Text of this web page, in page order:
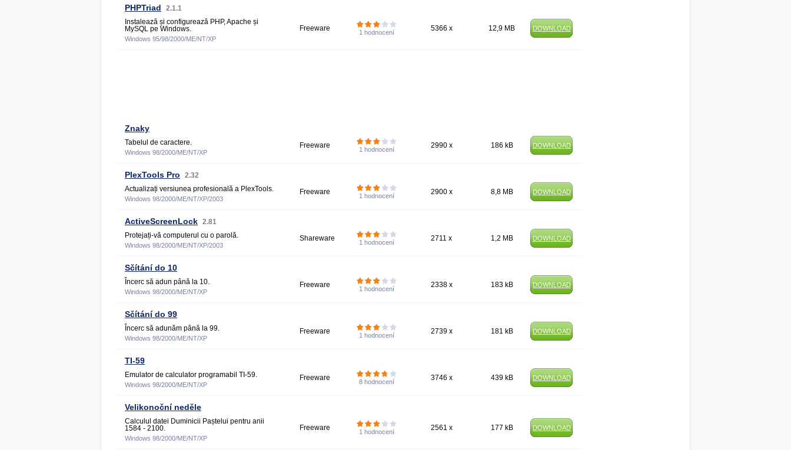
PHPTriad
2.1.1
Instalează și configurează PHP, Apache și
MySQL pe Windows.
Windows 95/98/2000/ME/NT/XP
Freeware 1 hodnocení 5366 x 12,9 MB DOWNLOAD
Znaky
Tabelul de caractere.
Windows 98/2000/ME/NT/XP
Freeware 1 hodnocení 2990 x 186 kB DOWNLOAD
PlexTools Pro
2.32
Actualizați versiunea profesională a PlexTools.
Windows 98/2000/ME/NT/XP/2003
Freeware 1 hodnocení 2900 x 8,8 MB DOWNLOAD
ActiveScreenLock 2.81
Protejați-vă computerul cu o parolă.
Windows 98/2000/ME/NT/XP/2003
Shareware 1 hodnocení 2711 x 1,2 MB DOWNLOAD
Sčítání do 10
Încerc să adun până la 10.
Windows 98/2000/ME/NT/XP
Freeware 1 hodnocení 2338 x 183 kB DOWNLOAD
Sčítání do 99
Încerc să adunăm până la 99.
Windows 98/2000/ME/NT/XP
Freeware 1 hodnocení 2739 x 181 kB DOWNLOAD
TI-59
Emulator de calculator programabil TI-59.
Windows 98/2000/ME/NT/XP
Freeware 8 hodnocení 3746 x 439 kB DOWNLOAD
Velikonoční neděle
Calculul datei Duminicii Paștelui pentru anii
1584 - 2100.
Windows 98/2000/ME/NT/XP
Freeware 1 hodnocení 2561 x 177 kB DOWNLOAD